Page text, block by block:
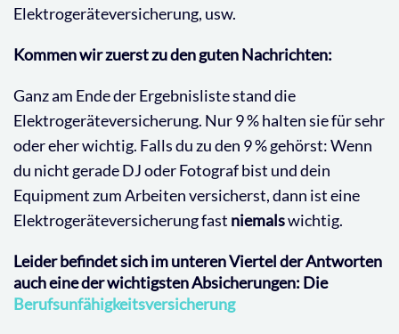
Elektrogeräteversicherung, usw.
Kommen wir zuerst zu den guten Nachrichten:
Ganz am Ende der Ergebnisliste stand die
Elektrogeräteversicherung. Nur 9 % halten sie für sehr
oder eher wichtig. Falls du zu den 9 % gehörst: Wenn
du nicht gerade DJ oder Fotograf bist und dein
Equipment zum Arbeiten versicherst, dann ist eine
Elektrogeräteversicherung fast niemalswichtig.
Leider befindet sich im unteren Viertel der Antworten
auch eine der wichtigsten Absicherungen: Die
Berufsunfähigkeitsversicherung